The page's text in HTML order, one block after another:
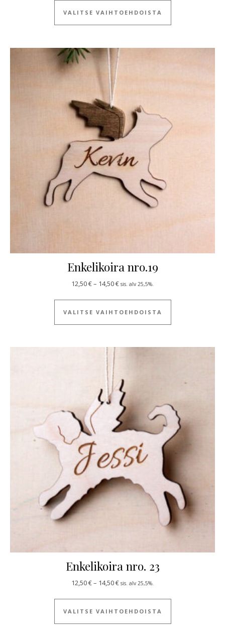
VALITSE VAIHTOEHDOISTA
Enkelikoira nro.19
12,50€– 14,50€Hintaluokka: 12,50 € - 14,50 €
sis. alv 25,5%.
VALITSE VAIHTOEHDOISTA
Tällä tuotteella
Enkelikoira nro. 23
12,50€– 14,50€Hintaluokka: 12,50 € - 14,50 €
sis. alv 25,5%.
VALITSE VAIHTOEHDOISTA
Tällä tuotteella